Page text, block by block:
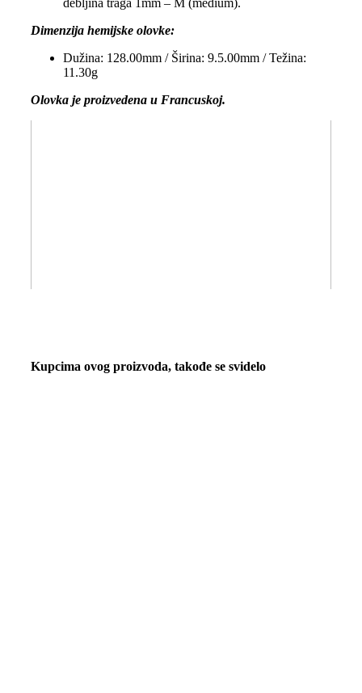
Dimenzija hemijske olovke:
Dužina: 128.00mm / Širina: 9.5.00mm / Težina:
11.30g
Olovka je proizvedena u Francuskoj.
Kupcima ovog proizvoda, takođe se svidelo